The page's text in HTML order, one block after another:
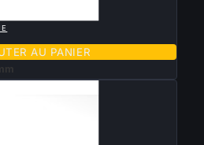
AU PANIER